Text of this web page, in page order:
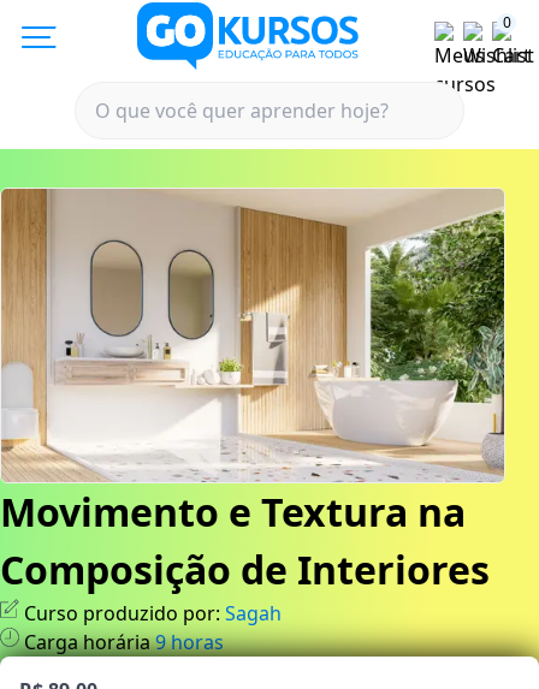
0
Movimento e Textura na
Composição de Interiores
Curso produzido por: Sagah
Carga horária9horas